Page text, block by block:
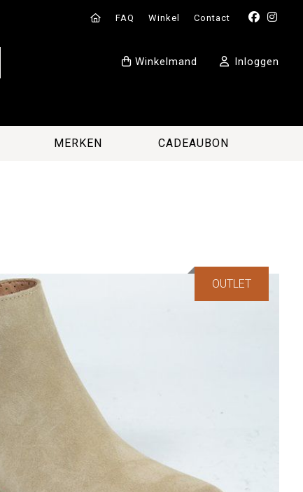
FAQ Winkel Contact
Inloggen
Winkelmand
MERKEN CADEAUBON
OUTLET